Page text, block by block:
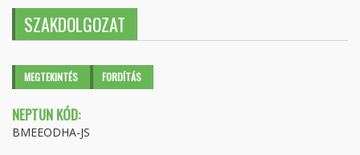
SZAKDOLGOZAT
Elsődleges fülek
MEGTEKINTÉS (AKTÍVFORDÍTÁS
NEPTUN KÓD:
BMEEODHA-JS